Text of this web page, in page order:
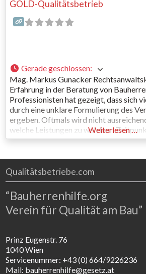
GOLD-Qualitätsbetrieb
Gerade geschlossen:
Mag. Markus Gunacker
Erfahrung in der Beratung von
Professionisten hat gezeigt, dass sich
durch eine unklare Formulierung des
ergeben. Oftmals wird nicht
welche Leistungen zu welchem
Aber auch in den sonstigen
einer unfairen Verschiebung des
Weiterlesen …
Qualitätsbetriebe.com
“Bauherrenhilfe.org
Verein für Qualität am Bau”
Prinz Eugenstr. 76
1040 Wien
Servicenummer: +43 (0) 664/9226236
Mail: bauherrenhilfe@gesetz.at